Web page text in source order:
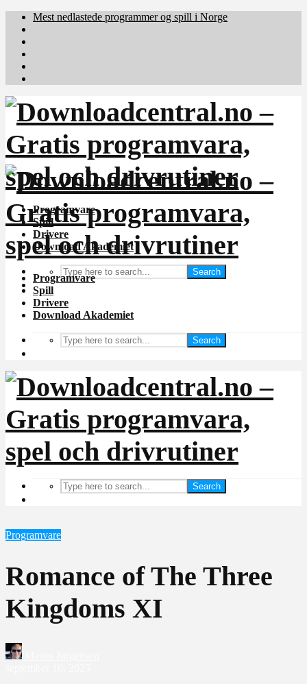
Mest nedlastede programmer og spill i Norge
Programvare
Spill
Drivere
Download Akademiet
Search
Programvare
Spill
Drivere
Download Akademiet
Search
Search
Programvare
Romance of The Three
Kingdoms XI